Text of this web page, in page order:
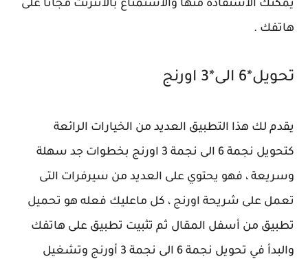
يمكنك الاستفادة منها والاستمتاع بالانترنت مجانا على
هاتفك .
تحويل*6 الى*3 اورنج
يقدم لك هذا التطبيق العديد من الخيارات الرائعة
كتحويل نجمة 6 الى نجمة 3 اورنج بخطوات جد سهلة
وسريعة ، فهو يحتوي على العديد من سيرفرات التى
تعمل على شريحة اورنج ، كل ماعليك فعله هو تحميل
تطبيق من أسفل المقال ثم تثبيت تطبيق على هاتفك
والبدأ في تحويل نجمة 6 الى نجمة 3 أورنج وتشغيل